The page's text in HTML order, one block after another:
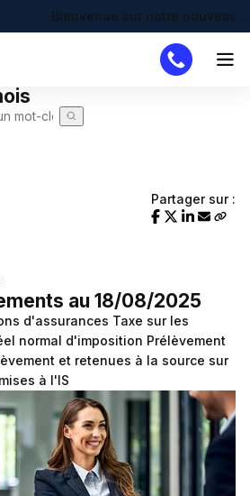
Bienvenue sur notre nouveau site !
APE
mois
Partager sur :
au 18/08/2025
d'assurances Taxe sur les
normal d'imposition Prélèvement
et retenues à la source sur
à l'IS